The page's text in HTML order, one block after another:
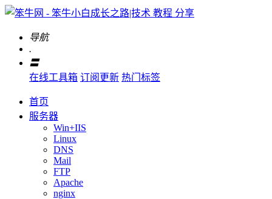
导航
.
〓
在线工具箱 订阅更新 热门标签
首页
服务器
Win+IIS
Linux
DNS
Mail
FTP
Apache
nginx